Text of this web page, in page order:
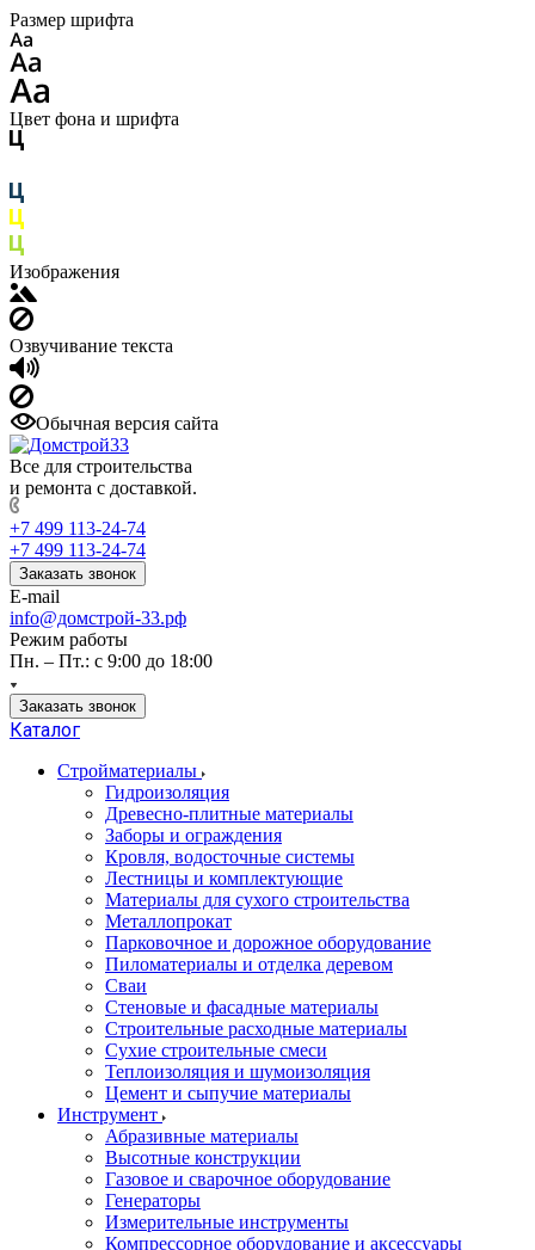
Размер шрифта
Цвет фона и шрифта
Изображения
Озвучивание текста
Обычная версия сайта
Все для строительства
и ремонта с доставкой.
+7 499 113-24-74
+7 499 113-24-74
Заказать звонок
E-mail
info@домстрой-33.рф
Режим работы
Пн. – Пт.: с 9:00 до 18:00
Заказать звонок
Каталог
Стройматериалы
Гидроизоляция
Древесно-плитные материалы
Заборы и ограждения
Кровля, водосточные системы
Лестницы и комплектующие
Материалы для сухого строительства
Металлопрокат
Парковочное и дорожное оборудование
Пиломатериалы и отделка деревом
Сваи
Стеновые и фасадные материалы
Строительные расходные материалы
Сухие строительные смеси
Теплоизоляция и шумоизоляция
Цемент и сыпучие материалы
Инструмент
Абразивные материалы
Высотные конструкции
Газовое и сварочное оборудование
Генераторы
Измерительные инструменты
Компрессорное оборудование и аксессуары